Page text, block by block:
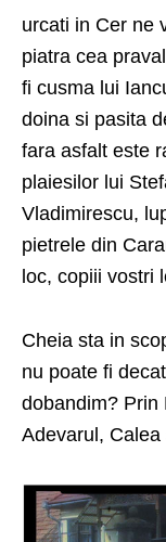
urcati in Cer ne
piatra cea
fi cusma lui
doina si pasita
fara asfalt este
plaiesilor lui
Vladimirescu,
pietrele din
loc, copiii vostri
Cheia sta in
nu poate fi
dobandim? Prin
Adevarul, Calea